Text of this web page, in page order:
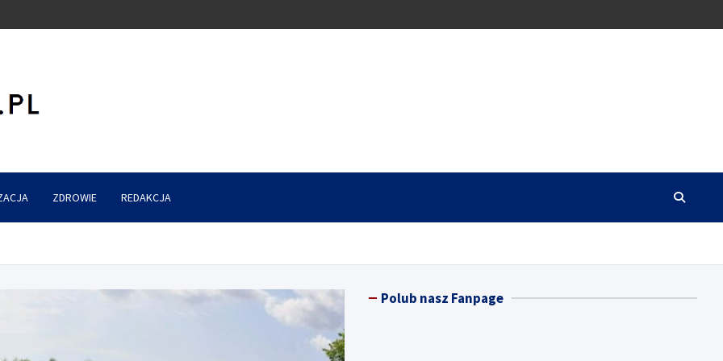
ZDROWIE REDAKCJA
Polub nasz Fanpage